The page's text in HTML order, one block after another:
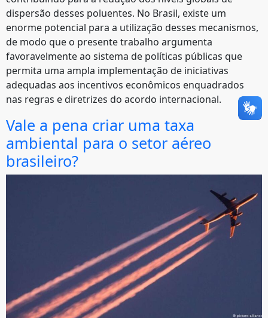
dispersão desses poluentes. No Brasil, existe um
enorme potencial para a utilização desses mecanismos,
de modo que o presente trabalho argumenta
favoravelmente ao sistema de políticas públicas que
permita uma ampla implementação de iniciativas
adequadas aos incentivos econômicos enquadrados
nas regras e diretrizes do acordo internacional.
Vale a pena criar uma taxa
ambiental para o setor aéreo
brasileiro?